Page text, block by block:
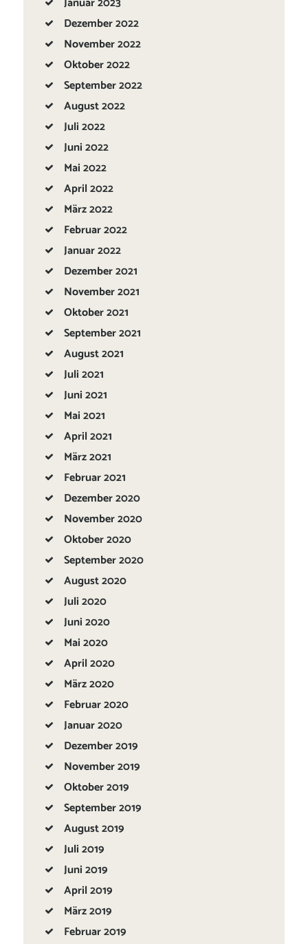
Dezember2022
November2022
Oktober2022
September2022
August2022
Juli2022
Juni2022
Mai2022
April2022
März2022
Februar2022
Januar2022
Dezember2021
November2021
Oktober2021
September2021
August2021
Juli2021
Juni2021
Mai2021
April2021
März2021
Februar2021
Dezember2020
November2020
Oktober2020
September2020
August2020
Juli2020
Juni2020
Mai2020
April2020
März2020
Februar2020
Januar2020
Dezember2019
November2019
Oktober2019
September2019
August2019
Juli2019
Juni2019
April2019
März2019
Februar2019